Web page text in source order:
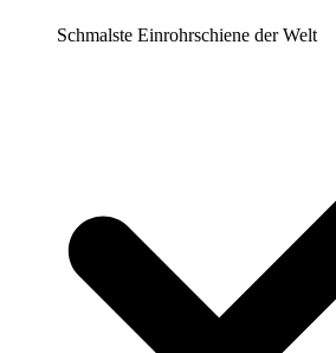
Schmalste Einrohrschiene der Welt